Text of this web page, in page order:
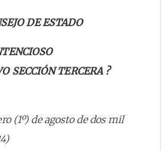
DE ESTADO
SECCIÓN TERCERA ?
(1º) de agosto de dos mil